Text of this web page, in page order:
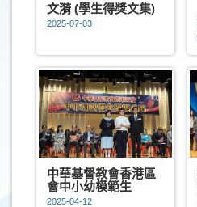
文漪 (學生得獎文集)
2025-07-03
中華基督教會香港區
會中小幼模範生
2025-04-12